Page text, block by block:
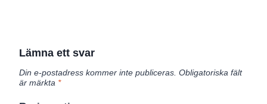
Lämna ett svar
Din e-postadress kommer inte publiceras. Obligatoriska fält
är märkta *